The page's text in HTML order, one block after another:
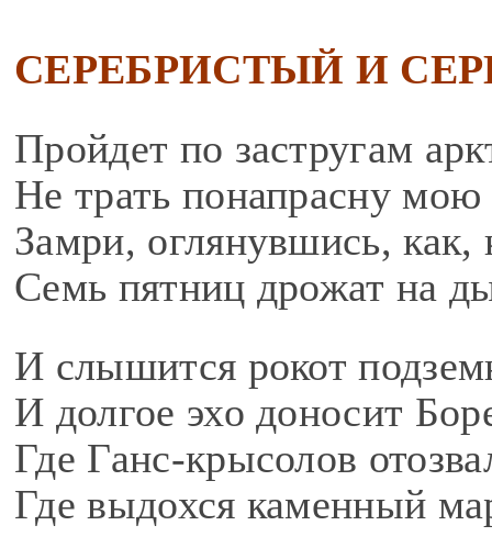
СЕРЕБРИСТЫЙ И
Пройдет по застругам
Не трать понапрасну мою
Замри, оглянувшись, как,
Семь пятниц дрожат на
И слышится рокот
И долгое эхо доносит
Где Ганс-крысолов
Где выдохся каменный